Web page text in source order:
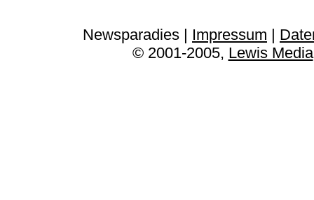
Newsparadies | Impressum |
© 2001-2005, Lewis Media